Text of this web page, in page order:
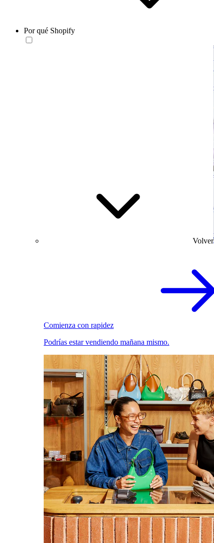
Por qué Shopify
Volver
Comienza con rapidez
Podrías estar vendiendo mañana mismo.